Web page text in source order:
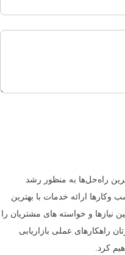
راه‌حل‌ها به منظور رشد
کسب‌وکار شماست. تعهد آژانس لین به کسب ‎وکارها ارائه خدمات با بهترین
نیازها و خواسته های مشتریان را
راهکارهای عملی بازاریابی
کرد.